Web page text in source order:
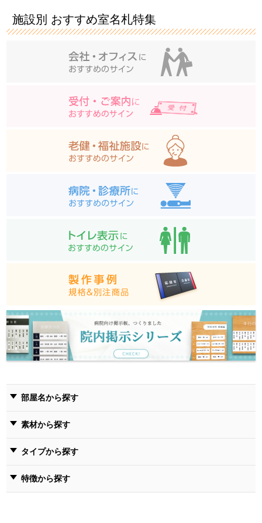
施設別 おすすめ室名札特集
部屋名から探す
素材から探す
タイプから探す
特徴から探す